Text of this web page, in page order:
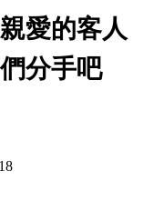
愛的客人
分手吧